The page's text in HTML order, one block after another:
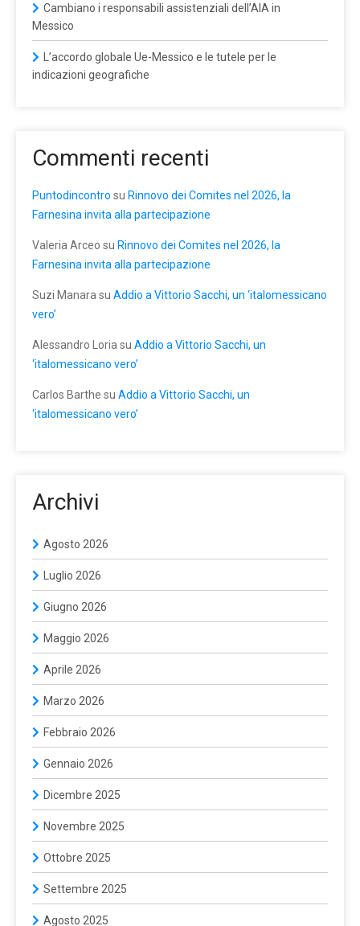
Cambiano i responsabili assistenziali dell’AIA in
Messico
L’accordo globale Ue-Messico e le tutele per le
indicazioni geografiche
Commenti recenti
Puntodincontro su Rinnovo dei Comites nel 2026, la
Farnesina invita alla partecipazione
Valeria Arceo su Rinnovo dei Comites nel 2026, la
Farnesina invita alla partecipazione
Suzi Manara su Addio a Vittorio Sacchi, un ‘italomessicano
vero’
Alessandro Loria su Addio a Vittorio Sacchi, un
‘italomessicano vero’
Carlos Barthe su Addio a Vittorio Sacchi, un
‘italomessicano vero’
Archivi
Agosto 2026
Luglio 2026
Giugno 2026
Maggio 2026
Aprile 2026
Marzo 2026
Febbraio 2026
Gennaio 2026
Dicembre 2025
Novembre 2025
Ottobre 2025
Settembre 2025
Agosto 2025